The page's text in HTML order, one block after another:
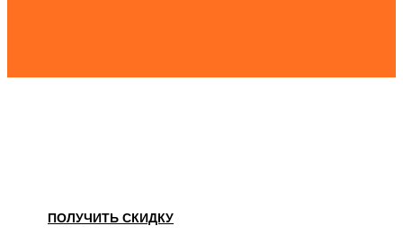
ПОЛУЧИТЬ СКИДКУ